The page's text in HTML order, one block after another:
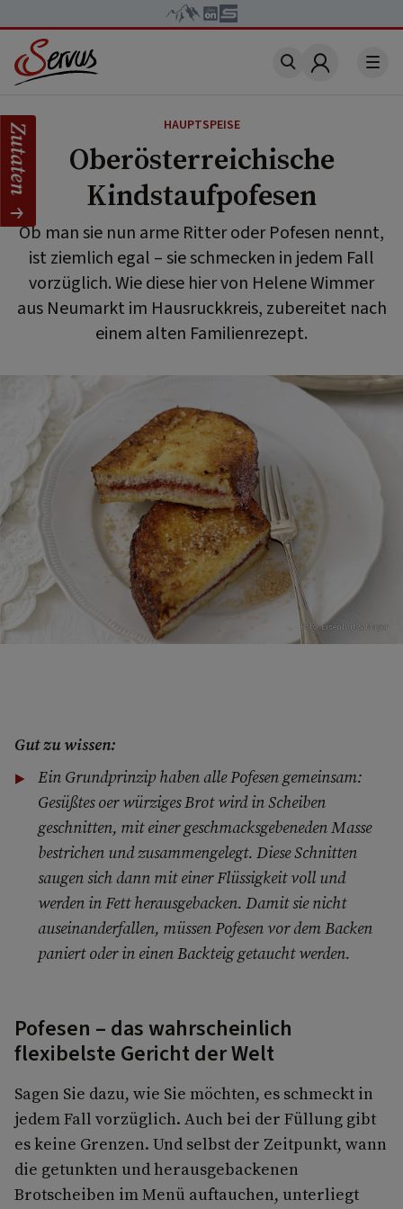
Account
HAUPTSPEISE
Oberösterreichische
Kindstaufpofesen
Ob man sie nun arme Ritter oder Pofesen nennt,
ist ziemlich egal – sie schmecken in jedem Fall
vorzüglich. Wie diese hier von Helene Wimmer
aus Neumarkt im Hausruckkreis, zubereitet nach
einem alten Familienrezept.
Foto: Eisenhut & Mayer
Gut zu wissen:
Ein Grundprinzip haben alle Pofesen gemeinsam:
Gesüßtes oer würziges Brot wird in Scheiben
geschnitten, mit einer geschmacksgebeneden Masse
bestrichen und zusammengelegt. Diese Schnitten
saugen sich dann mit einer Flüssigkeit voll und
werden in Fett herausgebacken. Damit sie nicht
auseinanderfallen, müssen Pofesen vor dem Backen
paniert oder in einen Backteig getaucht werden.
Pofesen – das wahrscheinlich
flexibelste Gericht der Welt
Sagen Sie dazu, wie Sie möchten, es schmeckt in
jedem Fall vorzüglich. Auch bei der Füllung gibt
es keine Grenzen. Und selbst der Zeitpunkt, wann
die getunkten und herausgebackenen
Brotscheiben im Menü auftauchen, unterliegt
Zutaten